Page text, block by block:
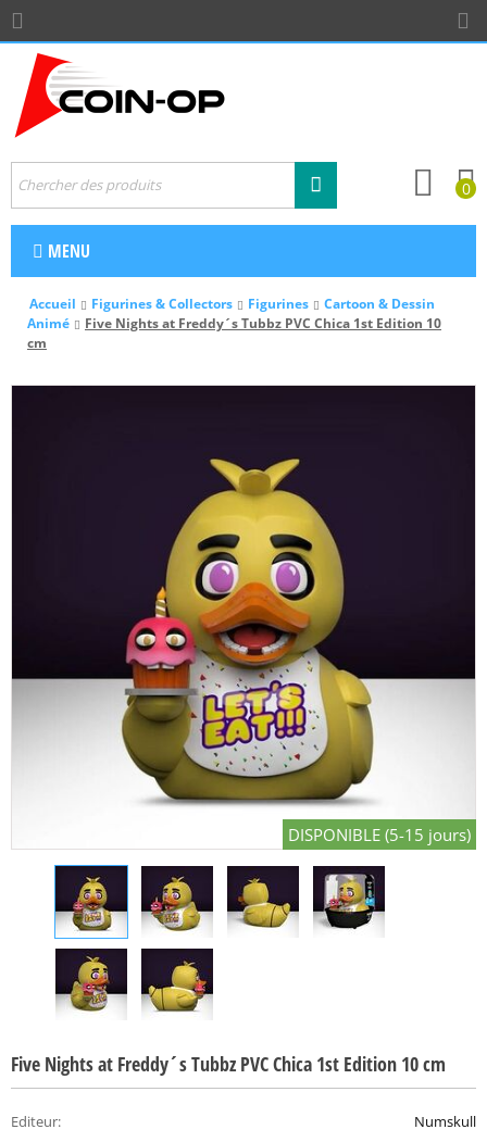
0
MENU
Accueil Figurines & Collectors Figurines
Cartoon & Dessin
Animé
Five Nights at Freddy´s Tubbz PVC Chica 1st Edition 10
cm
DISPONIBLE (5-15 jours)
Five Nights at Freddy´s Tubbz PVC Chica 1st Edition 10 cm
Editeur: Numskull